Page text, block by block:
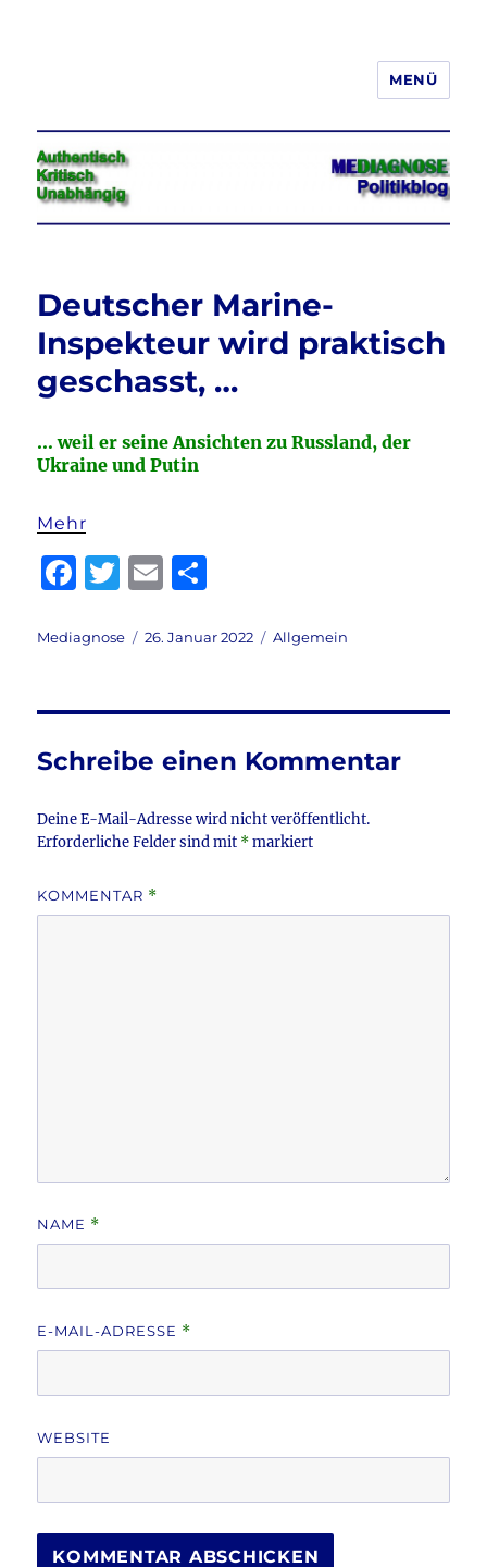
Jeder hat das Recht, seine
Meinung in Wort, Schrift und Bild
frei zu äußern und zu verbreiten
MENÜ
Deutscher Marine-
Inspekteur wird praktisch
geschasst, …
… weil er seine Ansichten zu Russland, der
Ukraine und Putin
Mehr
F
c
b
o
o
k
T
it
r
E
ai le
Autor
Mediagnose
Veröffentlicht
26. Januar 2022 Kategorien
Allgemein
Schreibe einen Kommentar
Deine E-Mail-Adresse wird nicht veröffentlicht.
Erforderliche Felder sind mit *markiert
KOMMENTAR *
NAME *
E-MAIL-ADRESSE *
WEBSITE